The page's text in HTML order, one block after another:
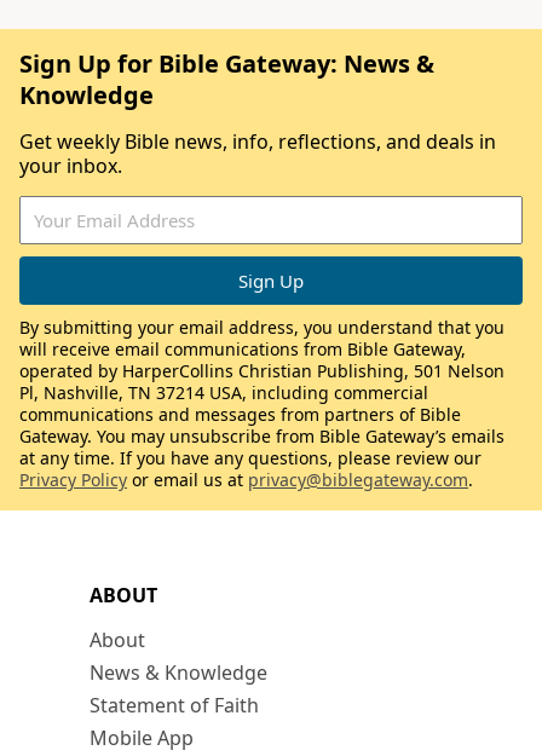
ABOUT
About
News & Knowledge
Statement of Faith
Mobile App
Sign Up for Bible Gateway: News &
Knowledge
Get weekly Bible news, info, reflections, and deals in
your inbox.
By submitting your email address, you understand that you
will receive email communications from Bible Gateway,
operated by HarperCollins Christian Publishing, 501 Nelson
Pl, Nashville, TN 37214 USA, including commercial
communications and messages from partners of Bible
Gateway. You may unsubscribe from Bible Gateway’s emails
at any time. If you have any questions, please review our
Privacy Policy or email us at privacy@biblegateway.com.